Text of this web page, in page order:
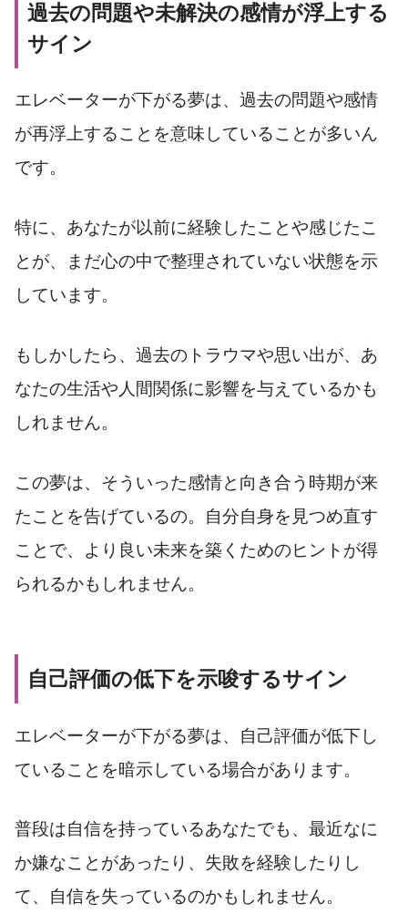
過去の問題や未解決の感情が浮上する
サイン
エレベーターが下がる夢は、過去の問題や感情
が再浮上することを意味していることが多いん
です。
特に、あなたが以前に経験したことや感じたこ
とが、まだ心の中で整理されていない状態を示
しています。
もしかしたら、過去のトラウマや思い出が、あ
なたの生活や人間関係に影響を与えているかも
しれません。
この夢は、そういった感情と向き合う時期が来
たことを告げているの。自分自身を見つめ直す
ことで、より良い未来を築くためのヒントが得
られるかもしれません。
自己評価の低下を示唆するサイン
エレベーターが下がる夢は、自己評価が低下し
ていることを暗示している場合があります。
普段は自信を持っているあなたでも、最近なに
か嫌なことがあったり、失敗を経験したりし
て、自信を失っているのかもしれません。